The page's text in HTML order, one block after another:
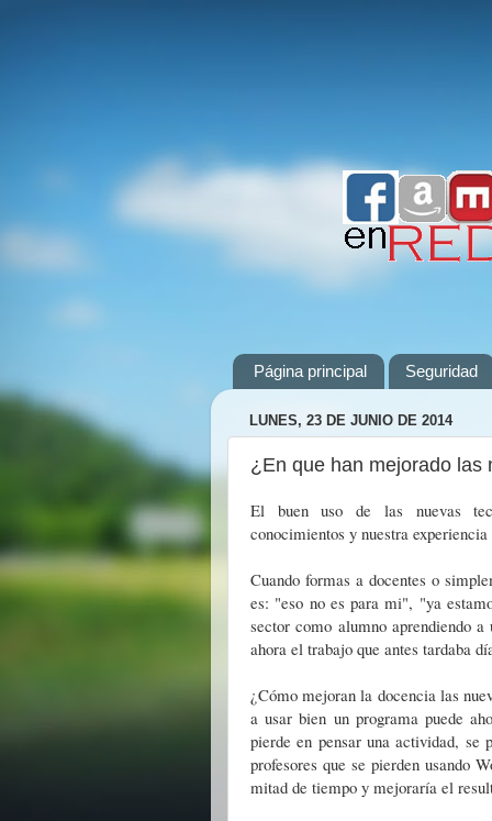
Página principal Seguridad
LUNES, 23 DE JUNIO DE 2014
¿En que han mejorado las
El buen uso de las nuevas
conocimientos y nuestra
Cuando formas a docentes o
es: "eso no es para mi", "ya
sector como alumno aprendiendo
ahora el trabajo que antes tardaba
¿Cómo mejoran la docencia las
a usar bien un programa puede
pierde en pensar una actividad,
profesores que se pierden usando
mitad de tiempo y mejoraría el